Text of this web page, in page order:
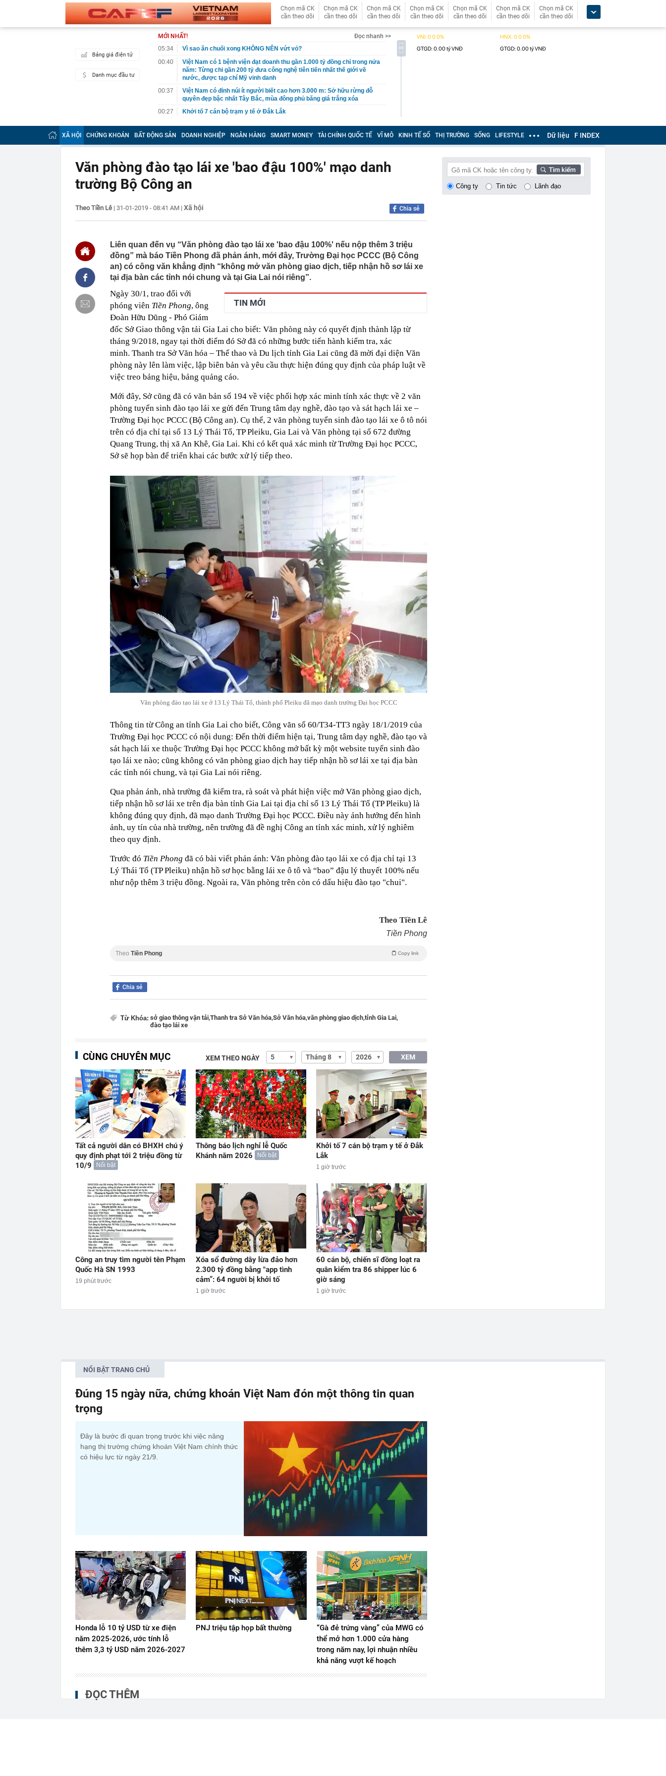
Chọn mã CK
cần theo dõi
Chọn mã CK
cần theo dõi
Chọn mã CK
cần theo dõi
Chọn mã CK
cần theo dõi
Chọn mã CK
cần theo dõi
Chọn mã CK
cần theo dõi
Chọn mã CK
cần theo dõi
Bảng giá điện tử
Danh mục đầu tư
MỚI NHẤT!
Đọc nhanh >>
05:34
Vì sao ăn chuối xong KHÔNG NÊN vứt vỏ?
00:40
Việt Nam có 1 bệnh viện đạt doanh thu gần 1.000 tỷ đồng chỉ trong nửa
năm: Từng chi gần 200 tỷ đưa công nghệ tiên tiến nhất thế giới về
nước, được tạp chí Mỹ vinh danh
00:37
Việt Nam có đỉnh núi ít người biết cao hơn 3.000 m: Sở hữu rừng đỗ
quyên đẹp bậc nhất Tây Bắc, mùa đông phủ băng giá trắng xóa
00:27
Khởi tố 7 cán bộ trạm y tế ở Đắk Lắk
00:26
Chữ ký của nữ Chủ tịch xinh đẹp sinh năm 1999 ra sao?
00:07
Honda lỗ 10 tỷ USD từ xe điện năm 2025-2026, ước tính lỗ thêm 3,3 tỷ
USD năm 2026-2027
tăng từ 0 lên 1.424 tỷ đồng
00:04
Đúng 15 ngày nữa, chứng khoán Việt Nam đón một thông tin quan
trọng
giới siêu giàu 'nháo nhào' tìm cách nộp tiền
quý 2 đột biến
00:02
Vinpearl cần thu hơn 9.200 tỷ đồng trong nửa cuối năm 2026: Động lực
đến từ đâu?
00:02
Agriseco gọi tên 6 doanh nghiệp tăng trưởng, định giá hợp lý
00:01
Không chỉ lãi lớn từ cho vay, vì đâu Vietcombank có khoản lãi 2.900 tỷ
ngay sau khi nắm trọn toà tháp 35 tầng đắc địa hàng đầu phường Sài
Gòn?
00:01
Công ty may có quỹ phúc lợi 174 tỷ đồng cho gần 1.700 nhân viên:
Nhận trẻ từ 12 tháng tuổi, miễn học phí, hỗ trợ nửa tiền ăn
00:01
“Gà đẻ trứng vàng” của MWG có thể mở hơn 1.000 cửa hàng trong
năm nay, lợi nhuận nhiều khả năng vượt kế hoạch
00:01
Cuba vừa đón tin cực vui, một doanh nghiệp Việt góp công lớn
23:48
Mỹ nhân cổ trang 1 tháng ăn 30kg trứng gà, 500 con cá: Tin sốt dẻo
đang được bàn tán rôm rả trên mạng
23:40
Một thế lực vừa thẳng tay "xả" ròng hơn 700 tỷ đồng cổ phiếu HoSE
23:32
Balo mua nhầm kiểu này, năm nào cũng có phụ huynh mắc phải
XÃ HỘI CHỨNG KHOÁN BẤT ĐỘNG SẢN DOANH NGHIỆP NGÂN HÀNG SMART MONEY TÀI CHÍNH QUỐC TẾ VĨ MÔ KINH TẾ SỐ THỊ TRƯỜNG SỐNG LIFESTYLE Dữ liệu F INDEX
Văn phòng đào tạo lái xe 'bao đậu 100%' mạo danh
trường Bộ Công an
Theo Tiền Lê | 31-01-2019 - 08:41 AM | Xã hội Chia sẻ
Liên quan đến vụ “Văn phòng đào tạo lái xe 'bao đậu 100%' nếu nộp thêm 3 triệu
đồng” mà báo Tiền Phong đã phản ánh, mới đây, Trường Đại học PCCC (Bộ Công
an) có công văn khẳng định “không mở văn phòng giao dịch, tiếp nhận hồ sơ lái xe
tại địa bàn các tỉnh nói chung và tại Gia Lai nói riêng”.
TIN MỚI
Ngày 30/1, trao đổi với
phóng viên Tiền Phong, ông
Đoàn Hữu Dũng - Phó Giám
đốc Sở Giao thông vận tải Gia Lai cho biết: Văn phòng này có quyết định thành lập từ
tháng 9/2018, ngay tại thời điểm đó Sở đã có những bước tiến hành kiểm tra, xác
minh. Thanh tra Sở Văn hóa – Thể thao và Du lịch tỉnh Gia Lai cũng đã mời đại diện Văn
phòng này lên làm việc, lập biên bản và yêu cầu thực hiện đúng quy định của pháp luật về
việc treo bảng hiệu, bảng quảng cáo.
Mới đây, Sở cũng đã có văn bản số 194 về việc phối hợp xác minh tính xác thực về 2 văn
phòng tuyển sinh đào tạo lái xe gửi đến Trung tâm dạy nghề, đào tạo và sát hạch lái xe –
Trường Đại học PCCC (Bộ Công an). Cụ thể, 2 văn phòng tuyển sinh đào tạo lái xe ô tô nói
trên có địa chỉ tại số 13 Lý Thái Tổ, TP Pleiku, Gia Lai và Văn phòng tại số 672 đường
Quang Trung, thị xã An Khê, Gia Lai. Khi có kết quả xác minh từ Trường Đại học PCCC,
Sở sẽ họp bàn để triển khai các bước xử lý tiếp theo.
Văn phòng đào tạo lái xe ở 13 Lý Thái Tổ, thành phố Pleiku đã mạo danh trường Đại học PCCC
Thông tin từ Công an tỉnh Gia Lai cho biết, Công văn số 60/T34-TT3 ngày 18/1/2019 của
Trường Đại học PCCC có nội dung: Đến thời điểm hiện tại, Trung tâm dạy nghề, đào tạo và
sát hạch lái xe thuộc Trường Đại học PCCC không mở bất kỳ một website tuyển sinh đào
tạo lái xe nào; cũng không có văn phòng giao dịch hay tiếp nhận hồ sơ lái xe tại địa bàn
các tỉnh nói chung, và tại Gia Lai nói riêng.
Qua phản ánh, nhà trường đã kiểm tra, rà soát và phát hiện việc mở Văn phòng giao dịch,
tiếp nhận hồ sơ lái xe trên địa bàn tỉnh Gia Lai tại địa chỉ số 13 Lý Thái Tổ (TP Pleiku) là
không đúng quy định, đã mạo danh Trường Đại học PCCC. Điều này ảnh hưởng đến hình
ảnh, uy tín của nhà trường, nên trường đã đề nghị Công an tỉnh xác minh, xử lý nghiêm
theo quy định.
Trước đó Tiền Phong đã có bài viết phản ánh: Văn phòng đào tạo lái xe có địa chỉ tại 13
Lý Thái Tổ (TP Pleiku) nhận hồ sơ học bằng lái xe ô tô và “bao” đậu lý thuyết 100% nếu
như nộp thêm 3 triệu đồng. Ngoài ra, Văn phòng trên còn có dấu hiệu đào tạo "chui".
Theo Tiền Lê
Tiền Phong
Theo Tiền Phong Copy link
Chia sẻ
Từ Khóa: sở giao thông vận tải,Thanh tra Sở Văn hóa,Sở Văn hóa,văn phòng giao dịch,tỉnh Gia Lai,
đào tạo lái xe
CÙNG CHUYÊN MỤC XEM THEO NGÀY XEM
Tất cả người dân có BHXH chú ý
quy định phạt tới 2 triệu đồng từ
10/9
Nổi bật
Thông báo lịch nghỉ lễ Quốc
Khánh năm 2026
Nổi bật
Khởi tố 7 cán bộ trạm y tế ở Đắk
Lắk
1 giờ trước
Công an truy tìm người tên Phạm
Quốc Hà SN 1993
19 phút trước
Xóa sổ đường dây lừa đảo hơn
2.300 tỷ đồng bằng "app tình
cảm”: 64 người bị khởi tố
1 giờ trước
60 cán bộ, chiến sĩ đồng loạt ra
quân kiểm tra 86 shipper lúc 6
giờ sáng
1 giờ trước
Công ty Tin tức Lãnh đạo
NỔI BẬT TRANG CHỦ
Đúng 15 ngày nữa, chứng khoán Việt Nam đón một thông tin quan
trọng
Đây là bước đi quan trọng trước khi việc nâng
hạng thị trường chứng khoán Việt Nam chính thức
có hiệu lực từ ngày 21/9.
Honda lỗ 10 tỷ USD từ xe điện
năm 2025-2026, ước tính lỗ
thêm 3,3 tỷ USD năm 2026-2027
PNJ triệu tập họp bất thường
“Gà đẻ trứng vàng” của MWG có
thể mở hơn 1.000 cửa hàng
trong năm nay, lợi nhuận nhiều
khả năng vượt kế hoạch
ĐỌC THÊM